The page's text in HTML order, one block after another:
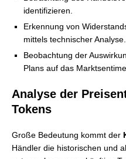
identifizieren.
Erkennung von
mittels technischer Analyse.
Beobachtung der
Plans auf das
Analyse der
Tokens
Große Bedeutung kommt der
Händler die historischen und